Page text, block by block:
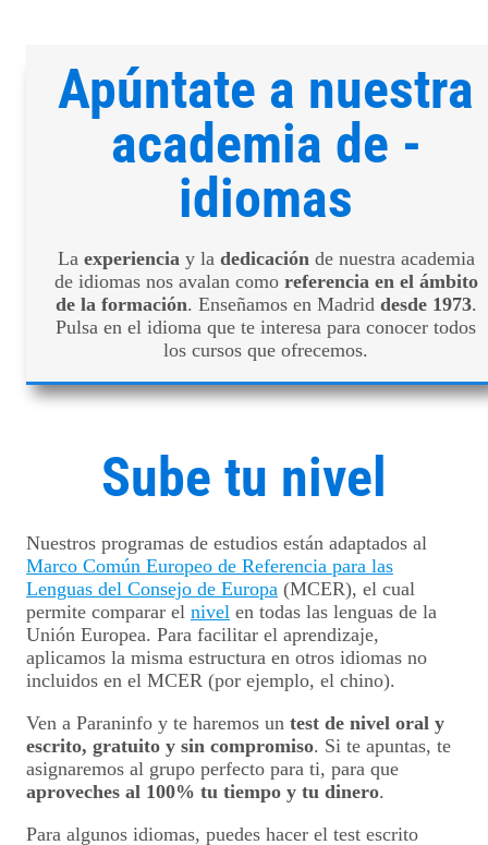
Apúntate a nuestra
academia de ­
idiomas
La experienciay la dedicaciónde nuestra academia
de idiomas nos avalan como referencia en el ámbito
de la formación. Enseñamos en Madrid desde 1973.
Pulsa en el idioma que te interesa para conocer todos
los cursos que ofrecemos.
Sube tu nivel
Nuestros programas de estudios están adaptados al
Marco Común Europeo de Referencia para las
Lenguas del Consejo de Europa (MCER), el cual
permite comparar el nivel en todas las lenguas de la
Unión Europea. Para facilitar el aprendizaje,
aplicamos la misma estructura en otros idiomas no
incluidos en el MCER (por ejemplo, el chino).
Ven a Paraninfo y te haremos un test de nivel oral y
escrito, gratuito y sin compromiso. Si te apuntas, te
asignaremos al grupo perfecto para ti, para que
aproveches al 100% tu tiempo y tu dinero.
Para algunos idiomas, puedes hacer el test escrito